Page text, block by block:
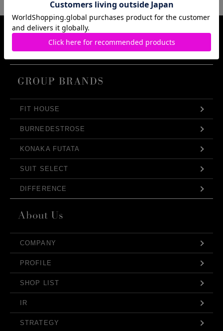
FIT HOUSE
BURNEDESTROSE
KONAKA FUTATA
SUIT SELECT
DIFFERENCE
COMPANY
PROFILE
SHOP LIST
IR
STRATEGY